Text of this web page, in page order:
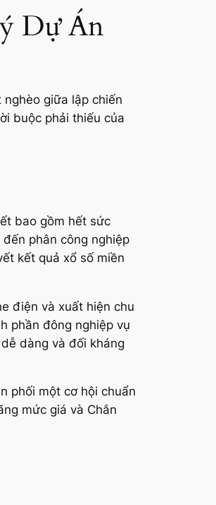
Dự Án
giữa lập chiến
buộc phải thiếu của
bao gồm hết sức
phân công nghiệp
kết quả xổ số miền
điện và xuất hiện chu
phần đông nghiệp vụ
dàng và đối kháng
phối một cơ hội chuẩn
mức giá và Chắn